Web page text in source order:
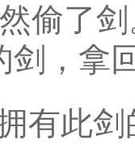
偷了
剑，拿
有此